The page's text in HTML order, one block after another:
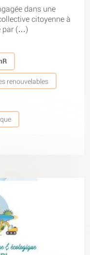
dans une
citoyenne à
par (…)
renouvelables